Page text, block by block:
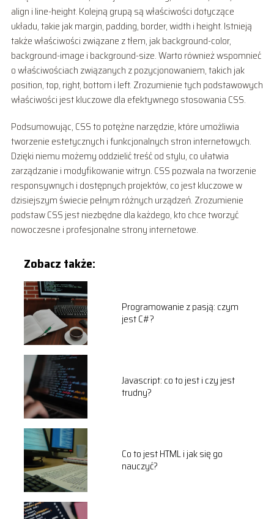
align i line-height. Kolejną grupą są właściwości dotyczące
układu, takie jak margin, padding, border, width i height. Istnieją
także właściwości związane z tłem, jak background-color,
background-image i background-size. Warto również wspomnieć
o właściwościach związanych z pozycjonowaniem, takich jak
position, top, right, bottom i left. Zrozumienie tych podstawowych
właściwości jest kluczowe dla efektywnego stosowania CSS.
Podsumowując, CSS to potężne narzędzie, które umożliwia
tworzenie estetycznych i funkcjonalnych stron internetowych.
Dzięki niemu możemy oddzielić treść od stylu, co ułatwia
zarządzanie i modyfikowanie witryn. CSS pozwala na tworzenie
responsywnych i dostępnych projektów, co jest kluczowe w
dzisiejszym świecie pełnym różnych urządzeń. Zrozumienie
podstaw CSS jest niezbędne dla każdego, kto chce tworzyć
nowoczesne i profesjonalne strony internetowe.
Zobacz także:
Programowanie z pasją: czym
jest C#?
Javascript: co to jest i czy jest
trudny?
Co to jest HTML i jak się go
nauczyć?